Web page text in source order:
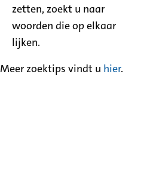
zetten, zoekt u naar
woorden die op elkaar
lijken.
Meer zoektips vindt u hier.